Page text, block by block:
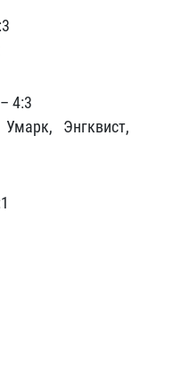
4:3
Энгквист,